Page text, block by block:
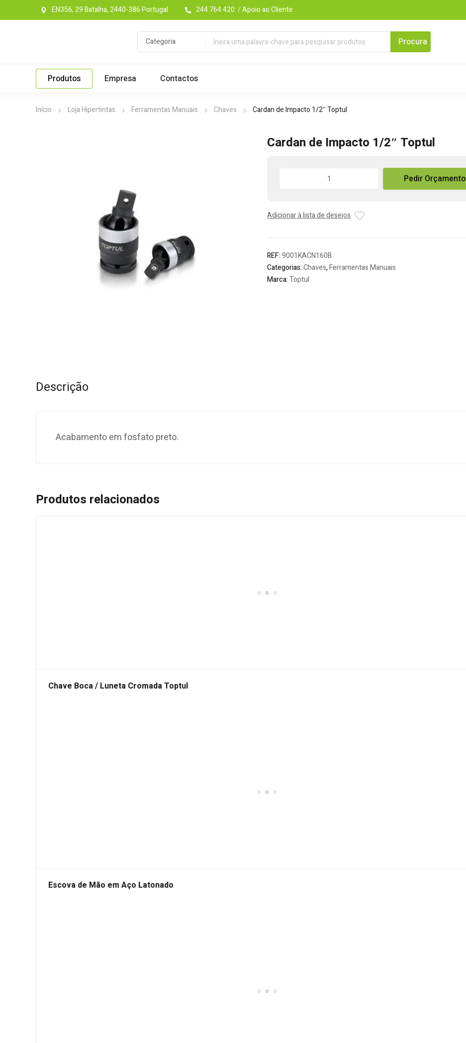
EN356, 29 Batalha, 2440-386 Portugal 244 764 420 / Apoio ao Cliente
Produtos Empresa Contactos
Início Loja Hipertintas Ferramentas Manuais Chaves Cardan de Impacto 1/2″ Toptul
Cardan de Impacto 1/2″ Toptul
Impacto
Pedir Orçamento
Adicionar à lista de desejos
REF:9001KACN160B
Categorias:Chaves,Ferramentas Manuais
Marca:Toptul
Descrição
Acabamento em fosfato preto.
Produtos relacionados
Chave Boca / Luneta Cromada Toptul
Escova de Mão em Aço Latonado